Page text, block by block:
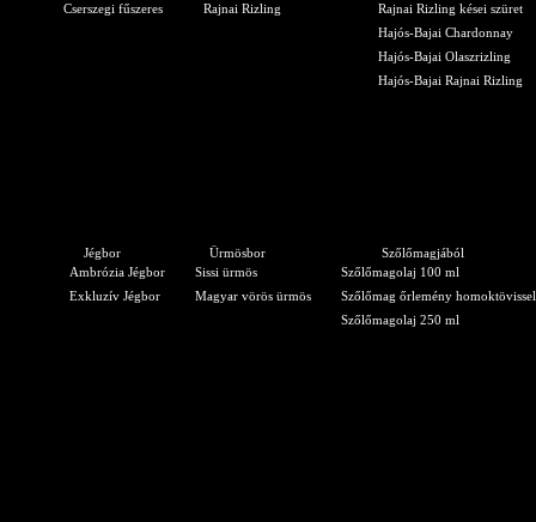
Cserszegi fűszeres
Rajnai Rizling
Rajnai Rizling kései szüret
Hajós-Bajai Chardonnay
Hajós-Bajai Olaszrizling
Hajós-Bajai Rajnai Rizling
Jégbor
Ambrózia Jégbor
Exkluzív Jégbor
Ürmösbor
Sissi ürmös
Magyar vörös ürmös
Szőlőmagjából
Szőlőmagolaj 100 ml
Szőlőmag őrlemény homoktövissel
Szőlőmagolaj 250 ml